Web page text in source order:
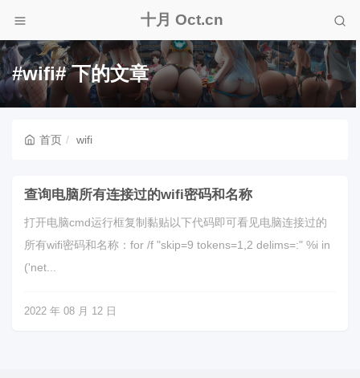
十月 Oct.cn
#wifi# 下的文章
首页 wifi
查询电脑所有连接过的wifi密码和名称
打开电脑cmd运行框复制黏贴以下代码即可看见电脑连接过的
所有wifi密码和名称：for /f "skip=9 tokens=1,2 delims=:" %i in
('net...
2022 年 08 月 12 日